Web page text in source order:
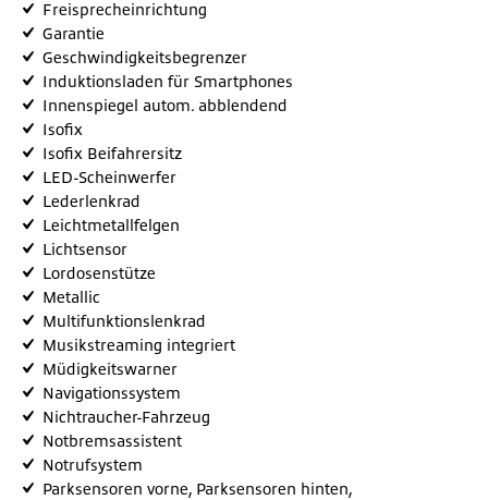
Freisprecheinrichtung
Garantie
Geschwindigkeitsbegrenzer
Induktionsladen für Smartphones
Innenspiegel autom. abblendend
Isofix
Isofix Beifahrersitz
LED-Scheinwerfer
Lederlenkrad
Leichtmetallfelgen
Lichtsensor
Lordosenstütze
Metallic
Multifunktionslenkrad
Musikstreaming integriert
Müdigkeitswarner
Navigationssystem
Nichtraucher-Fahrzeug
Notbremsassistent
Notrufsystem
Parksensoren vorne, Parksensoren hinten,